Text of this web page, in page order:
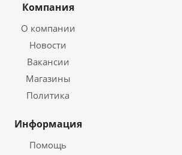
Компания
О компании
Новости
Вакансии
Магазины
Политика
Информация
Помощь